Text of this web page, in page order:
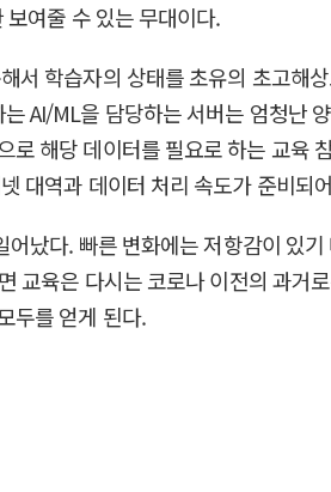
여줄 수 있는 무대이다.
서 학습자의 상태를 초유의 초고해
AI/ML을 담당하는 서버는 엄청난
해당 데이터를 필요로 하는 교육
대역과 데이터 처리 속도가 준비되
났다. 빠른 변화에는 저항감이 있
교육은 다시는 코로나 이전의 과거
두를 얻게 된다.